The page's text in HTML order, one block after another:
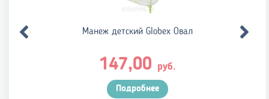
Манеж детский Globex Овал
147,00 руб.
Подробнее